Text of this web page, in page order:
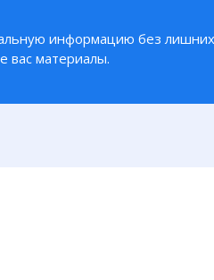
информацию без
вас материалы.